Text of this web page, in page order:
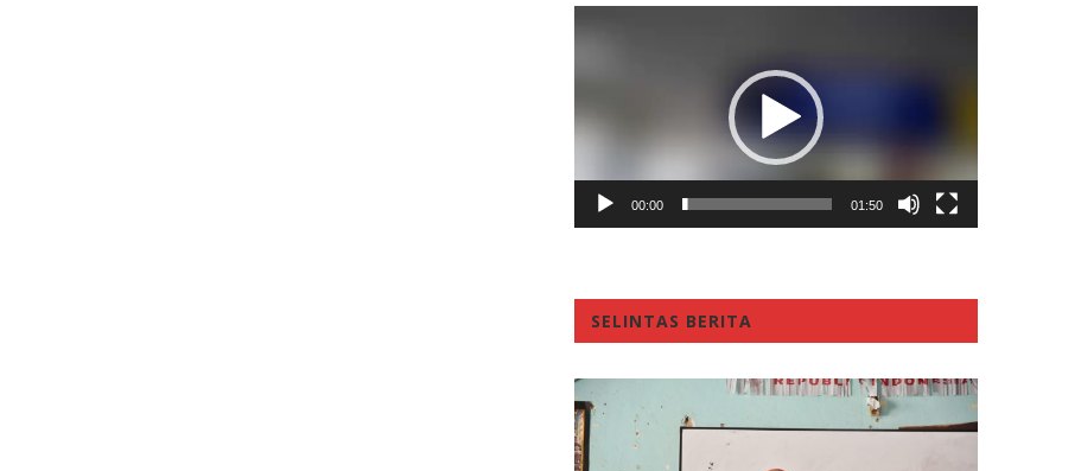
00:00 01:50
SELINTAS BERITA